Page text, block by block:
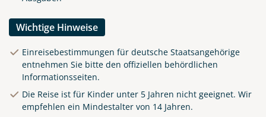
Wichtige Hinweise
Einreisebestimmungen für deutsche Staatsangehörige
entnehmen Sie bitte den offiziellen behördlichen
Informationsseiten.
Die Reise ist für Kinder unter 5 Jahren nicht geeignet. Wir
empfehlen ein Mindestalter von 14 Jahren.